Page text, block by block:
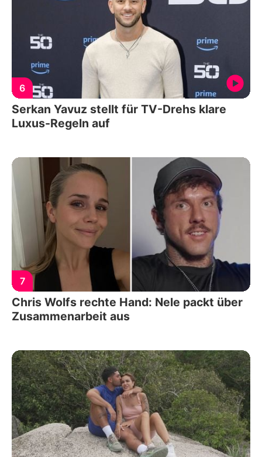
6
Serkan Yavuz stellt für TV-Drehs klare
Luxus-Regeln auf
7
Chris Wolfs rechte Hand: Nele packt über
Zusammenarbeit aus